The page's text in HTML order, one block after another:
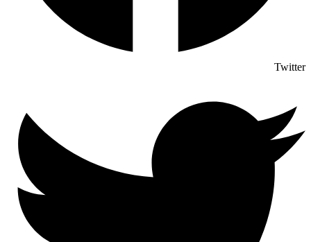
Twitter